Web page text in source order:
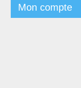
Mon compte